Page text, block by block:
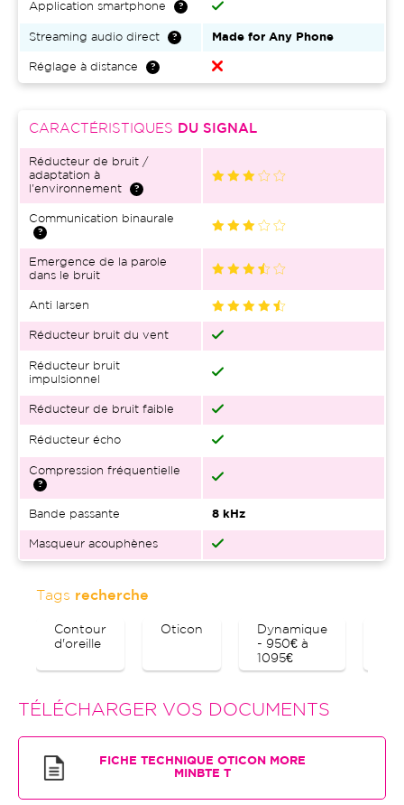
Application smartphone
Streaming audio direct Made for Any Phone
Réglage à distance
CARACTÉRISTIQUES DU SIGNAL
Réducteur de bruit /
adaptation à
l'environnement
Communication binaurale
Emergence de la parole
dans le bruit
Anti larsen
Réducteur bruit du vent
Réducteur bruit
impulsionnel
Réducteur de bruit faible
Réducteur écho
Compression fréquentielle
Bande passante 8 kHz
Masqueur acouphènes
Tags recherche
Contour
d'oreille
Oticon
Dynamique
- 950€ à
1095€
TÉLÉCHARGER VOS DOCUMENTS
FICHE TECHNIQUE OTICON MORE
MINBTE T